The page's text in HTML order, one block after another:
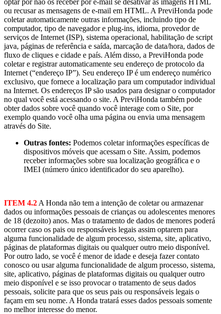
ou recusar as mensagens de e-mail em HTML. A PreviHonda pode
coletar automaticamente outras informações, incluindo tipo de
computador, tipo de navegador e plug-ins, idioma, provedor de
serviços de Internet (ISP), sistema operacional, habilitação de script
java, páginas de referência e saída, marcação de data/hora, dados de
fluxo de cliques e cidade e país. Além disso, a PreviHonda pode
coletar e registrar automaticamente seu endereço de protocolo da
Internet (“endereço IP”). Seu endereço IP é um endereço numérico
exclusivo, que fornece a localização para um computador individual
na Internet. Os endereços IP são usados para designar o computador
no qual você está acessando o site. A PreviHonda também pode
obter dados sobre você quando você interage com o Site, por
exemplo quando você olha uma página ou envia uma mensagem
através do Site.
Outras fontes: Podemos coletar informações específicas de
dispositivos móveis que acessam o Site. Assim, podemos
receber informações sobre sua localização geográfica e o
IMEI (número único identificador do seu aparelho).
ITEM 4.2 A Honda não tem a intenção de coletar ou armazenar
dados ou informações pessoais de crianças ou adolescentes menores
de 18 (dezoito) anos. Mas o tratamento de dados de menores poderá
ocorrer caso os pais ou responsáveis legais assim optarem para
alguma funcionalidade de algum processo, sistema, site, aplicativo,
páginas de plataformas digitais ou qualquer outro meio disponível.
Por outro lado, se você é menor de idade e deseja fazer contato
conosco ou usar alguma funcionalidade de algum processo, sistema,
site, aplicativo, páginas de plataformas digitais ou qualquer outro
meio disponível e se isso provocar o tratamento de seus dados
pessoais, solicite para que os seus pais ou responsáveis legais o
façam em seu nome. A Honda tratará esses dados pessoais somente
no melhor interesse do menor.